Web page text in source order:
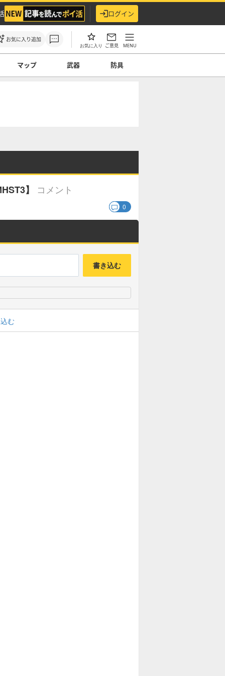
ログイン
お気に入り追加
お気に入り ご意見 MENU
マップ 武器 防具
】 コメント
0
書き込む
む